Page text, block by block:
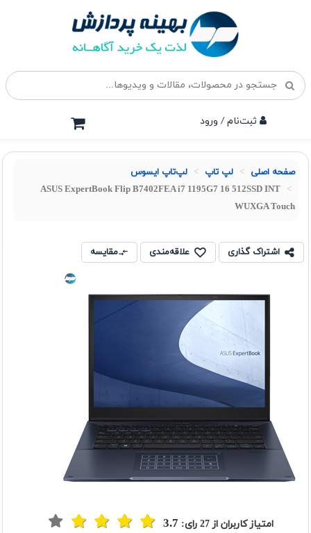
ثبت‌نام / ورود
صفحه اصلی لپ تاپ لپ‌تاپ ایسوس
ASUS ExpertBook Flip B7402FEA i7 1195G7 16 512SSD INT
WUXGA Touch
اشتراک گذاری علاقه‌مندی مقایسه
امتیاز کاربران از27 رای: 3.7